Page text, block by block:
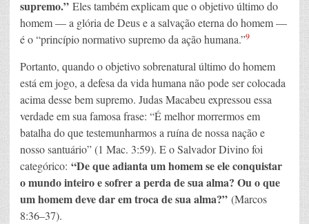
supremo.” Eles também explicam que o objetivo último do
homem — a glória de Deus e a salvação eterna do homem —
é o “princípio normativo supremo da ação humana.”9
Portanto, quando o objetivo sobrenatural último do homem
está em jogo, a defesa da vida humana não pode ser colocada
acima desse bem supremo. Judas Macabeu expressou essa
verdade em sua famosa frase: “É melhor morrermos em
batalha do que testemunharmos a ruína de nossa nação e
nosso santuário” (1 Mac. 3:59). E o Salvador Divino foi
categórico: “De que adianta um homem se ele conquistar
o mundo inteiro e sofrer a perda de sua alma? Ou o que
um homem deve dar em troca de sua alma?” (Marcos
8:36–37).